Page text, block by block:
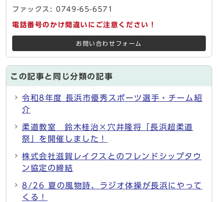
ファックス: 0749-65-6571
電話番号のかけ間違いにご注意ください！
お問い合わせフォーム
この記事と同じ分類の記事
令和8年度 長浜市優秀スポーツ選手・チーム紹
介
柔道教室 鈴木桂治×穴井隆将「長浜超柔道
祭」を開催しました！
株式会社滋賀レイクスとのフレンドシップタウ
ン協定の締結
8/26 夏の風物詩、ラジオ体操が長浜にやって
くる！